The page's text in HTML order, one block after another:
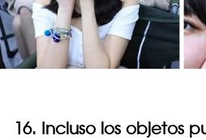
16. Incluso los objetos